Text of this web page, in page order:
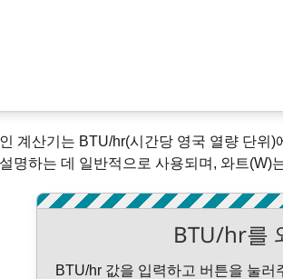
계산기는 BTU/hr(시간당 영국 열량 단위
명하는 데 일반적으로 사용되며, 와트(W)
BTU/hr를
BTU/hr 값을 입력하고 버튼을 눌러